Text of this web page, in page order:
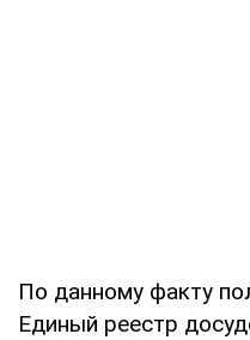
По данному факту
Единый реестр